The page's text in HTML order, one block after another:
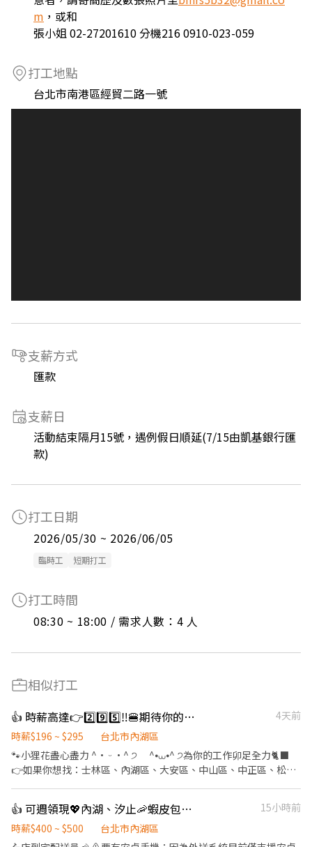
m ，或和
張小姐 02-27201610 分機216 0910-023-059
打工地點
台北市南港區經貿二路一號
支薪方式
匯款
支薪日
活動結束隔月15號，遇例假日順延(7/15由凱基銀行匯
款)
打工日期
2026/05/30 ~ 2026/06/05
臨時工 短期打工
打工時間
08:30 ~ 18:00 / 需求人數：4 人
相似打工
👍 時薪高達👉2️⃣9️⃣5️⃣‼️🍔期待你的「麥」力演出🍟餐飲服務員
4天前
時薪$196 ~ $295
台北市內湖區
🐾小狸花盡心盡力 ^• ᵕ •^ ੭ ^⦁⩊⦁^ ੭為你的工作卯足全力🐈‍⬛
👉如果你想找：士林區、內湖區、大安區、中山區、中正區、松山
客服務 🍌 炸物製餐 🍑 廚具、環境清潔維護 🫐 主管交辦事宜 🍉 內外
場都會接觸唷 .˚⊹ ⁺‧ 【工作時間】 ‧⁺ ⊹˚. ☀️ 早班：07:00 - 14:00
🌙 晚班：16:00 - 23:00 ⭐ 夜班：21:00 - 02:00 ⚠️每間店有缺的時段
👍 可週領現💖內湖、汐止🦐蝦皮包裏外送員/免經驗平均50～80K，公司車
15小時前
時薪$400 ~ $500
台北市內湖區